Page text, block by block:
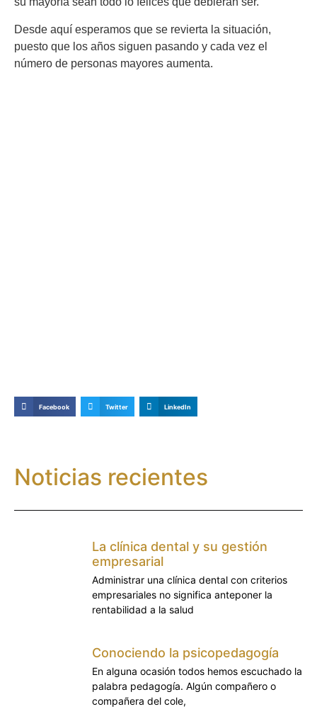
Desde aquí esperamos que se revierta la situación,
puesto que los años siguen pasando y cada vez el
número de personas mayores aumenta.
Facebook Twitter LinkedIn
Noticias recientes
La clínica dental y su gestión
empresarial
Administrar una clínica dental con criterios
empresariales no significa anteponer la
rentabilidad a la salud
Conociendo la psicopedagogía
En alguna ocasión todos hemos escuchado la
palabra pedagogía. Algún compañero o
compañera del cole,